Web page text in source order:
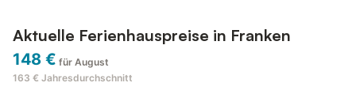
Aktuelle Ferienhauspreise in Franken
148 € für August
163 € Jahresdurchschnitt